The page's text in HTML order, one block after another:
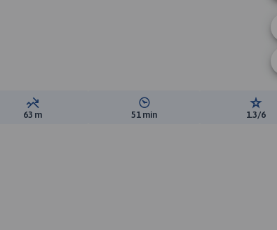
Suma spadków:
63 m Średni czas potrzebny na
51 min 1.3/6